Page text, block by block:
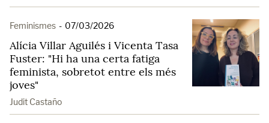
Feminismes - 07/03/2026
Alícia Villar Aguilés i Vicenta Tasa
Fuster: "Hi ha una certa fatiga
feminista, sobretot entre els més
joves"
Judit Castaño